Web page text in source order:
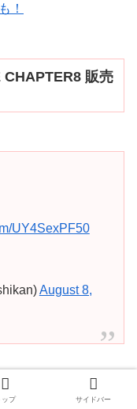
！
販売
UY4SexPF50
August 8,
ップ サイドバー